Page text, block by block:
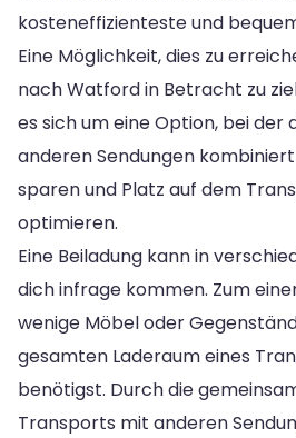
kosteneffizienteste und
Eine Möglichkeit, dies zu
nach Watford in Betracht zu
es sich um eine Option, bei der
anderen Sendungen
sparen und Platz auf dem
optimieren.
Eine Beiladung kann in
dich infrage kommen. Zum
wenige Möbel oder
gesamten Laderaum eines
benötigst. Durch die
Transports mit anderen